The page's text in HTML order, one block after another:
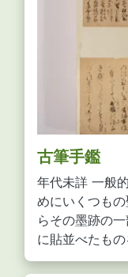
古筆手鑑
年代未詳 一般
めにいくつも
らその墨跡の
に貼並べたも